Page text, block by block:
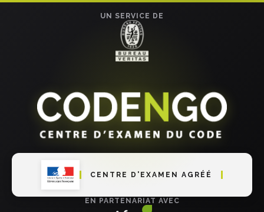
UN SERVICE DE
CENTRE D'EXAMEN AGRÉÉ
EN PARTENARIAT AVEC